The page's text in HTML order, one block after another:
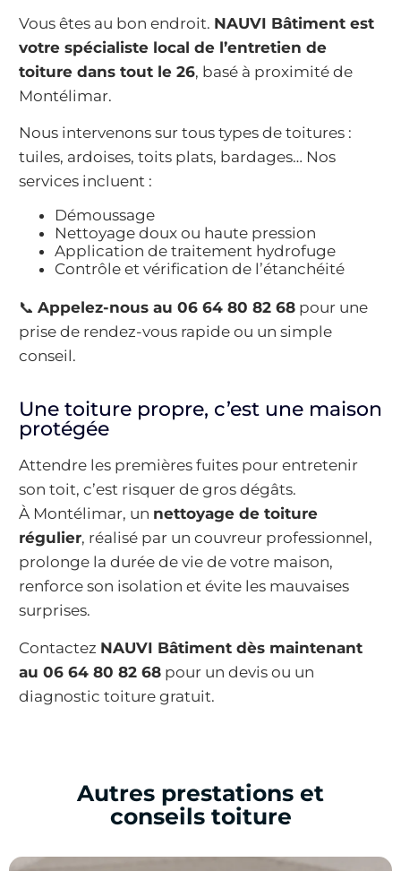
Vous êtes au bon endroit. NAUVI Bâtiment est
votre spécialiste local de l’entretien de
toiture dans tout le 26, basé à proximité de
Montélimar.
Nous intervenons sur tous types de toitures :
tuiles, ardoises, toits plats, bardages… Nos
services incluent :
Démoussage
Nettoyage doux ou haute pression
Application de traitement hydrofuge
Contrôle et vérification de l’étanchéité
📞 Appelez-nous au 06 64 80 82 68 pour une
prise de rendez-vous rapide ou un simple
conseil.
Une toiture propre, c’est une maison
protégée
Attendre les premières fuites pour entretenir
son toit, c’est risquer de gros dégâts.
À Montélimar, un nettoyage de toiture
régulier, réalisé par un couvreur professionnel,
prolonge la durée de vie de votre maison,
renforce son isolation et évite les mauvaises
surprises.
Contactez NAUVI Bâtiment dès maintenant
au 06 64 80 82 68 pour un devis ou un
diagnostic toiture gratuit.
Autres prestations et
conseils toiture